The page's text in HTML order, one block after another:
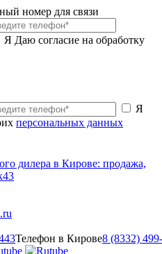
номер для связи
Я Даю согласие на обработку
Я
персональных данных
Телефон в Кирове8 (8332)